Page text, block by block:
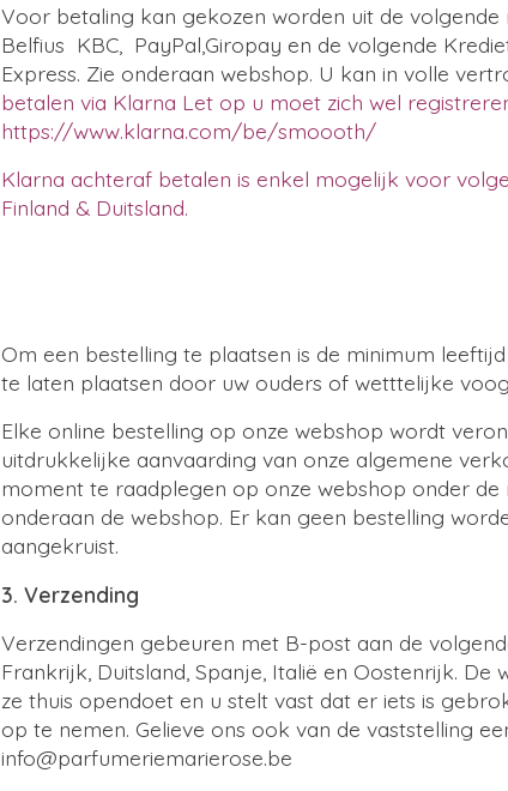
Voor betaling kan gekozen worden uit de volgende
Belfius KBC, PayPal,Giropay en de volgende
Express. Zie onderaan webshop. U kan in volle
betalen via Klarna Let op u moet zich wel
https://www.klarna.com/be/smoooth/
Klarna achteraf betalen is enkel mogelijk voor
Finland & Duitsland.
Om een bestelling te plaatsen is de minimum
te laten plaatsen door uw ouders of wetttelijke
Elke online bestelling op onze webshop wordt
uitdrukkelijke aanvaarding van onze algemene
moment te raadplegen op onze webshop onder
onderaan de webshop. Er kan geen bestelling
aangekruist.
3. Verzending
Verzendingen gebeuren met B-post aan de
Frankrijk, Duitsland, Spanje, Italië en Oostenrijk. De
ze thuis opendoet en u stelt vast dat er iets is
op te nemen. Gelieve ons ook van de vaststelling
info@parfumeriemarierose.be